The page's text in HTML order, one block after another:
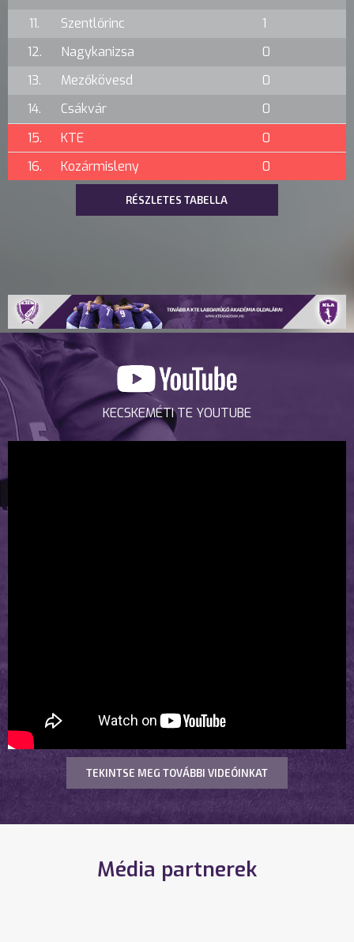
11.
Szentlőrinc
1
12.
Nagykanizsa
0
13.
Mezőkövesd
0
14.
Csákvár
0
15.
KTE
0
16.
Kozármisleny 0
RÉSZLETES TABELLA
KECSKEMÉTI TE YOUTUBE
TEKINTSE MEG TOVÁBBI VIDEÓINKAT
Média partnerek